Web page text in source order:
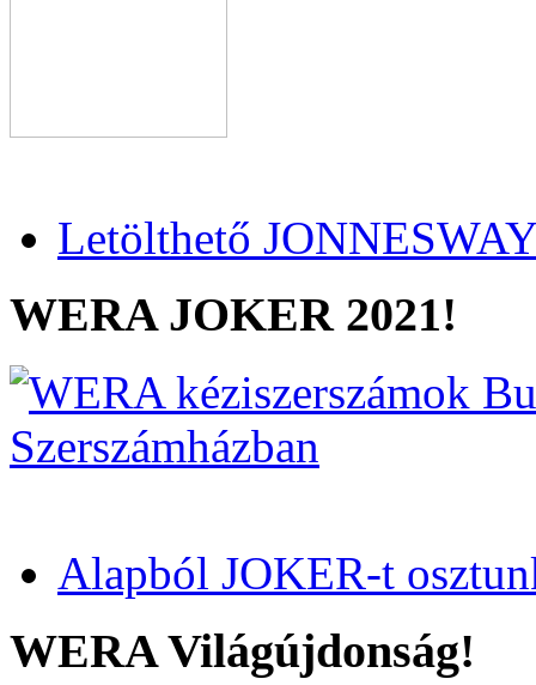
Letölthető
WERA JOKER 2021!
Alapból JOKER-t
WERA Világújdonság!